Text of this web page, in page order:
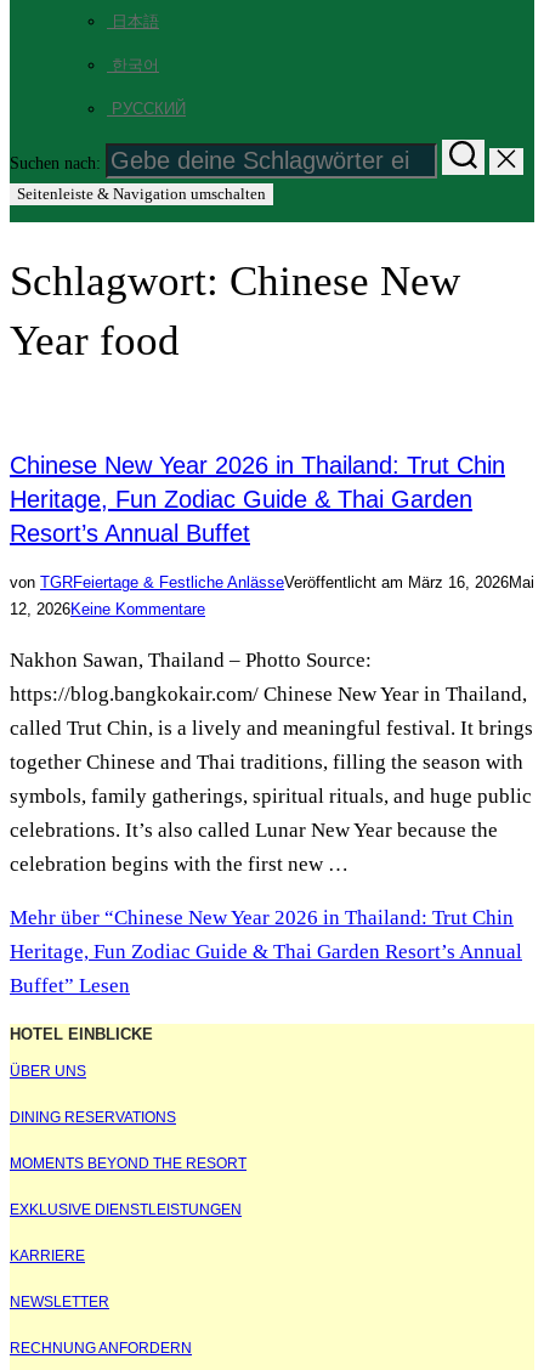
日本語
한국어
РУССКИЙ
Suchen nach:
Seitenleiste & Navigation umschalten
Schlagwort: Chinese New
Year food
Chinese New Year 2026 in Thailand: Trut Chin
Heritage, Fun Zodiac Guide & Thai Garden
Resort’s Annual Buffet
von TGRFeiertage & Festliche AnlässeVeröffentlicht am März 16, 2026Mai
12, 2026Keine Kommentare
Nakhon Sawan, Thailand – Photto Source:
https://blog.bangkokair.com/ Chinese New Year in Thailand,
called Trut Chin, is a lively and meaningful festival. It brings
together Chinese and Thai traditions, filling the season with
symbols, family gatherings, spiritual rituals, and huge public
celebrations. It’s also called Lunar New Year because the
celebration begins with the first new …
Mehr über “Chinese New Year 2026 in Thailand: Trut Chin
Heritage, Fun Zodiac Guide & Thai Garden Resort’s Annual
Buffet” Lesen
HOTEL EINBLICKE
ÜBER UNS
DINING RESERVATIONS
MOMENTS BEYOND THE RESORT
EXKLUSIVE DIENSTLEISTUNGEN
KARRIERE
NEWSLETTER
RECHNUNG ANFORDERN